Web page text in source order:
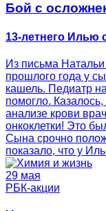
Бой с
13-летнего Илью
Из письма
прошлого года у
кашель. Педиатр
помогло.
анализе крови
онкоклетки! Это
Сына срочно
показало, что у
29 мая
РБК-акции